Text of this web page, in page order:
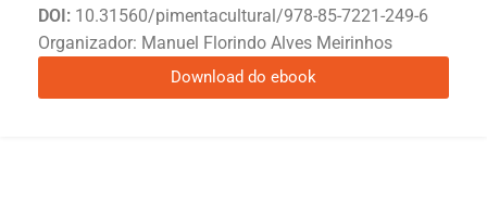
DOI: 10.31560/pimentacultural/978-85-7221-249-6
Organizador: Manuel Florindo Alves Meirinhos
Download do ebook